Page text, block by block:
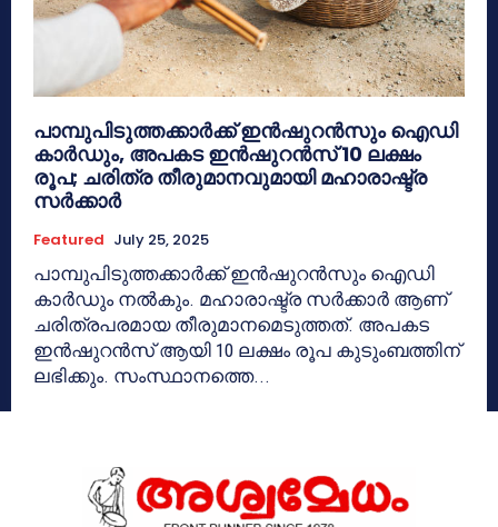
പാമ്പുപിടുത്തക്കാർക്ക് ഇൻഷുറൻസും ഐഡി
കാർഡും, അപകട ഇൻഷുറൻസ് 10 ലക്ഷം
രൂപ; ചരിത്ര തീരുമാനവുമായി മഹാരാഷ്ട്ര
സർക്കാർ
Featured July 25, 2025
പാമ്പുപിടുത്തക്കാർക്ക് ഇൻഷുറൻസും ഐഡി
കാർഡും നൽകും. മഹാരാഷ്ട്ര സർക്കാർ ആണ്
ചരിത്രപരമായ തീരുമാനമെടുത്തത്. അപകട
ഇൻഷുറൻസ് ആയി 10 ലക്ഷം രൂപ കുടുംബത്തിന്
ലഭിക്കും. സംസ്ഥാനത്തെ...